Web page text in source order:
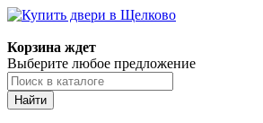
Корзина ждет
Выберите любое предложение
Найти